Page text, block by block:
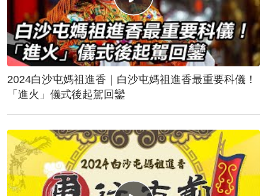
2024白沙屯媽祖進香｜白沙屯媽祖進香最重要科儀！
「進火」儀式後起駕回鑾